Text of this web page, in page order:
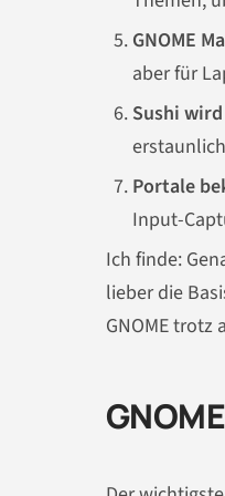
GNOME
aber für
Sushi
Portale
Input-
Ich finde:
lieber die
GNOME